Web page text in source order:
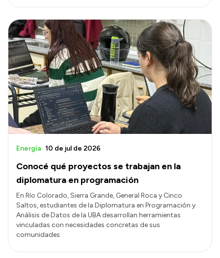
Conocé qué proyectos se trabajan en la
diplomatura en programación
Energía 10 de jul de 2026
En Río Colorado, Sierra Grande, General Roca y Cinco
Saltos, estudiantes de la Diplomatura en Programación y
Análisis de Datos de la UBA desarrollan herramientas
vinculadas con necesidades concretas de sus
comunidades.